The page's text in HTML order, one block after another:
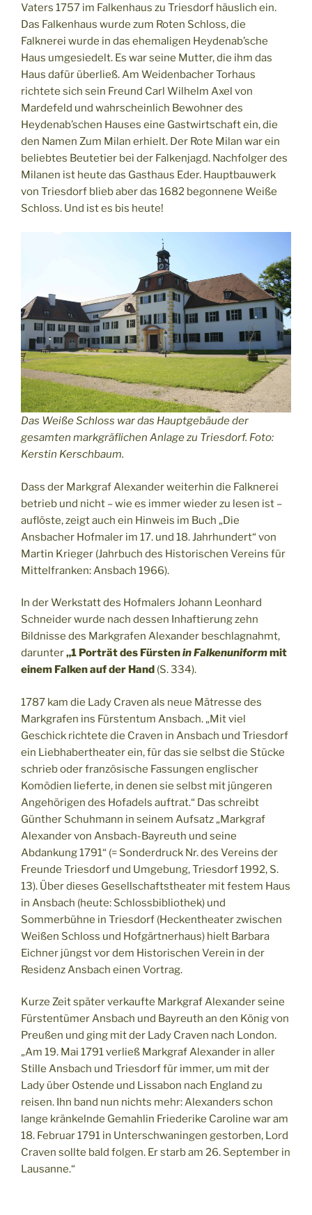
Vaters 1757 im Falkenhaus zu Triesdorf häuslich ein.
Das Falkenhaus wurde zum Roten Schloss, die
Falknerei wurde in das ehemaligen Heydenab’sche
Haus umgesiedelt. Es war seine Mutter, die ihm das
Haus dafür überließ. Am Weidenbacher Torhaus
richtete sich sein Freund Carl Wilhelm Axel von
Mardefeld und wahrscheinlich Bewohner des
Heydenab’schen Hauses eine Gastwirtschaft ein, die
den Namen Zum Milan erhielt. Der Rote Milan war ein
beliebtes Beutetier bei der Falkenjagd. Nachfolger des
Milanen ist heute das Gasthaus Eder. Hauptbauwerk
von Triesdorf blieb aber das 1682 begonnene Weiße
Schloss. Und ist es bis heute!
Das Weiße Schloss war das Hauptgebäude der
gesamten markgräflichen Anlage zu Triesdorf. Foto:
Kerstin Kerschbaum.
Dass der Markgraf Alexander weiterhin die Falknerei
betrieb und nicht – wie es immer wieder zu lesen ist –
auflöste, zeigt auch ein Hinweis im Buch „Die
Ansbacher Hofmaler im 17. und 18. Jahrhundert“ von
Martin Krieger (Jahrbuch des Historischen Vereins für
Mittelfranken: Ansbach 1966).
In der Werkstatt des Hofmalers Johann Leonhard
Schneider wurde nach dessen Inhaftierung zehn
Bildnisse des Markgrafen Alexander beschlagnahmt,
darunter„1 Porträt des Fürstenin Falkenuniformmit
einem Falken auf der Hand (S. 334).
1787 kam die Lady Craven als neue Mätresse des
Markgrafen ins Fürstentum Ansbach. „Mit viel
Geschick richtete die Craven in Ansbach und Triesdorf
ein Liebhabertheater ein, für das sie selbst die Stücke
schrieb oder französische Fassungen englischer
Komödien lieferte, in denen sie selbst mit jüngeren
Angehörigen des Hofadels auftrat.“ Das schreibt
Günther Schuhmann in seinem Aufsatz „Markgraf
Alexander von Ansbach-Bayreuth und seine
Abdankung 1791“ (= Sonderdruck Nr. des Vereins der
Freunde Triesdorf und Umgebung, Triesdorf 1992, S.
13). Über dieses Gesellschaftstheater mit festem Haus
in Ansbach (heute: Schlossbibliothek) und
Sommerbühne in Triesdorf (Heckentheater zwischen
Weißen Schloss und Hofgärtnerhaus) hielt Barbara
Eichner jüngst vor dem Historischen Verein in der
Residenz Ansbach einen Vortrag.
Kurze Zeit später verkaufte Markgraf Alexander seine
Fürstentümer Ansbach und Bayreuth an den König von
Preußen und ging mit der Lady Craven nach London.
„Am 19. Mai 1791 verließ Markgraf Alexander in aller
Stille Ansbach und Triesdorf für immer, um mit der
Lady über Ostende und Lissabon nach England zu
reisen. Ihn band nun nichts mehr: Alexanders schon
lange kränkelnde Gemahlin Friederike Caroline war am
18. Februar 1791 in Unterschwaningen gestorben, Lord
Craven sollte bald folgen. Er starb am 26. September in
Lausanne.“